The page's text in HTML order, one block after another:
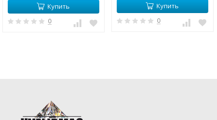
Купить
0
Купить
0